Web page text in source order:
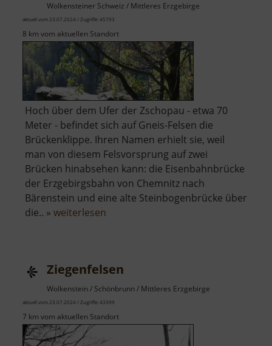
Wolkensteiner Schweiz / Mittleres Erzgebirge
aktuell vom 23.07.2024 / Zugriffe: 45793
8 km vom aktuellen Standort
Hoch über dem Ufer der Zschopau - etwa 70
Meter - befindet sich auf Gneis-Felsen die
Brückenklippe. Ihren Namen erhielt sie, weil
man von diesem Felsvorsprung auf zwei
Brücken hinabsehen kann: die Eisenbahnbrücke
der Erzgebirgsbahn von Chemnitz nach
Bärenstein und eine alte Steinbogenbrücke über
die.. » weiterlesen
Ziegenfelsen
Wolkenstein / Schönbrunn / Mittleres Erzgebirge
aktuell vom 23.07.2024 / Zugriffe: 43399
7 km vom aktuellen Standort